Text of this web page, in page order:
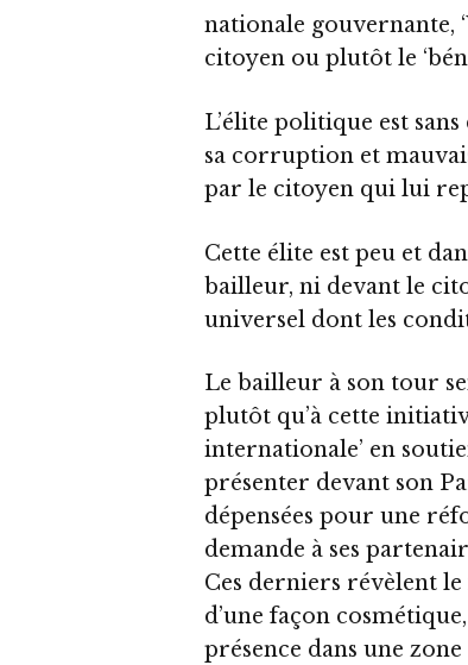
nationale gouvernante,
citoyen ou plutôt le
L’élite politique est
sa corruption et
par le citoyen qui lui
Cette élite est peu et
bailleur, ni devant le
universel dont les
Le bailleur à son tour
plutôt qu’à cette
internationale’ en
présenter devant son
dépensées pour une
demande à ses
Ces derniers révèlent
d’une façon
présence dans une